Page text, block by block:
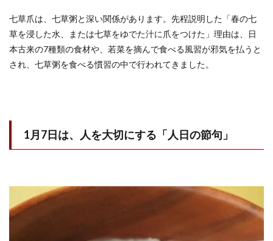
七草爪は、七草粥と深い関係があります。先程説明した「春の七
草を浸した水、または七草をゆでた汁に爪をつけた」理由は、日
本古来の7種類の食材や、若菜を摘んで食べる風習が邪気を払うと
され、七草粥を食べる慣習の中で行われてきました。
1月7日は、人を大切にする「人日の節句」